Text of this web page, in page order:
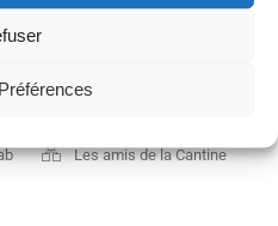
débrouillards ouvrira
bâtiment « X » du lycée
ce...
Les amis de la Cantine